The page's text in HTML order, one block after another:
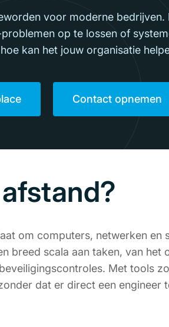
voor moderne
op te lossen of
kan het jouw organisatie
Contact opnemen
om computers, netwerken en
breed scala aan taken, van het
Met tools
dat er direct een engineer